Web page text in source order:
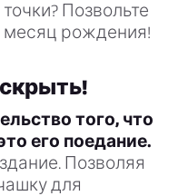
Позвольте
месяц рождения!
того, что
его поедание.
Позволяя
для